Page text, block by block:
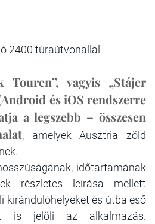
2400 túraútvonallal
Touren”, vagyis „Stájer
és iOS rendszerre
a legszebb – összesen
, amelyek Ausztria zöld
időtartamának
részletes leírása mellett
kirándulóhelyeket és útba eső
is jelöli az alkalmazás.